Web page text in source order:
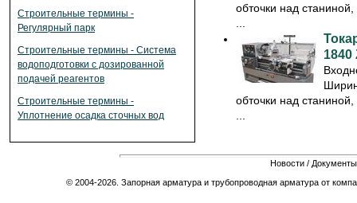
Строительные термины -
Регулярный парк
Строительные термины - Система
водоподготовки с дозированной
подачей реагентов
Строительные термины -
Уплотнение осадка сточных вод
обточки над
1840
обточки над
Новости / Документы
© 2004-2026. Запорная арматура и трубопроводная арматура от